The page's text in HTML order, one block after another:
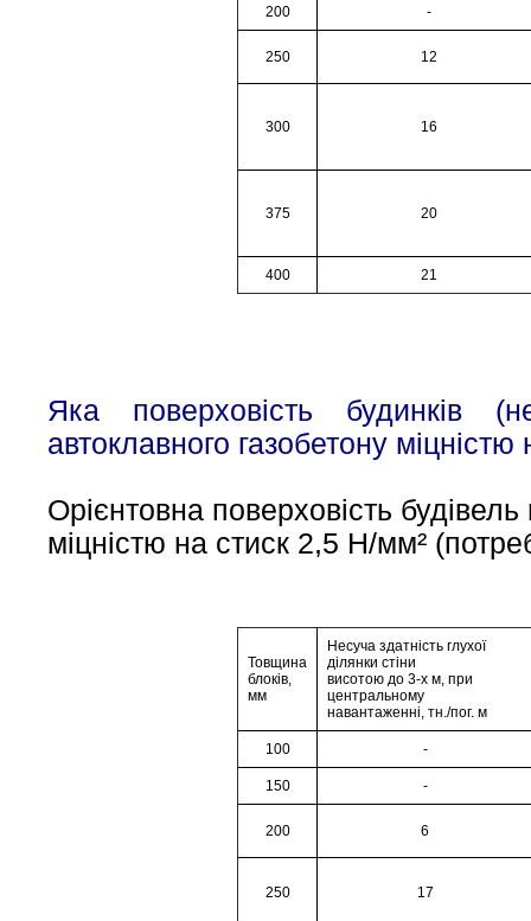
200 -
250 12
300 16
375 20
400 21
Яка поверховість будинків
автоклавного газобетону міцністю
Орієнтовна поверховість будівель
міцністю на стиск 2,5 Н/мм²
Товщина
блоків,
мм
Несуча здатність глухої
ділянки стіни
висотою до 3-х м, при
центральному
навантаженні, тн./пог. м
100 -
150 -
200 6
250 17